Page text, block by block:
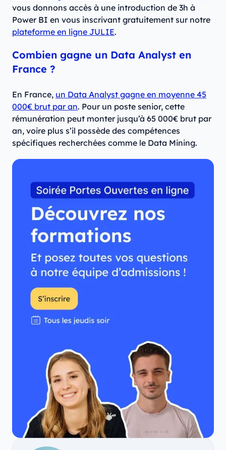
vous donnons accès à une introduction de 3h à
Power BI en vous inscrivant gratuitement sur notre
plateforme en ligne JULIE.
Combien gagne un Data Analyst en
France ?
En France, un Data Analyst gagne en moyenne 45
000€ brut par an. Pour un poste senior, cette
rémunération peut monter jusqu’à 65 000€ brut par
an, voire plus s’il possède des compétences
spécifiques recherchées comme le Data Mining.